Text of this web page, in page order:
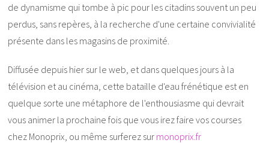
de dynamisme qui tombe à pic pour les citadins souvent un peu
perdus, sans repères, à la recherche d'une certaine convivialité
présente dans les magasins de proximité.
Diffusée depuis hier sur le web, et dans quelques jours à la
télévision et au cinéma, cette bataille d'eau frénétique est en
quelque sorte une métaphore de l'enthousiasme qui devrait
vous animer la prochaine fois que vous irez faire vos courses
chez Monoprix, ou même surferez sur monoprix.fr